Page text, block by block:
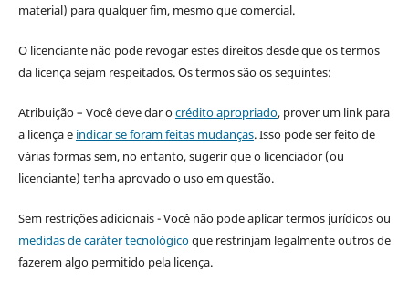
material) para qualquer fim, mesmo que comercial.
O licenciante não pode revogar estes direitos desde que os termos
da licença sejam respeitados. Os termos são os seguintes:
Atribuição – Você deve dar ocrédito apropriado, prover um link para
a licença e indicar se foram feitas mudanças. Isso pode ser feito de
várias formas sem, no entanto, sugerir que o licenciador (ou
licenciante) tenha aprovado o uso em questão.
Sem restrições adicionais - Você não pode aplicar termos jurídicos ou
medidas de caráter tecnológicoque restrinjam legalmente outros de
fazerem algo permitido pela licença.